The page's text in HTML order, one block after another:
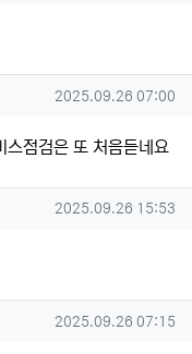
작성일
2025.09.26 07:00
점검은 또 처음듣네요
작성일
2025.09.26 15:53
작성일
2025.09.26 07:15